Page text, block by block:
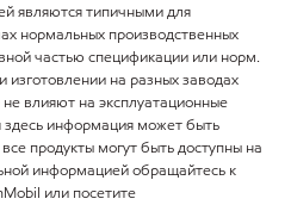
являются типичными для
нормальных производственных
частью спецификации или норм.
на разных заводах
влияют на эксплуатационные
информация может быть
продукты могут быть доступны на
информацией обращайтесь к
или посетите